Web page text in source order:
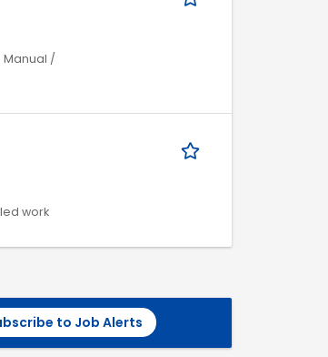
Manual /
work
to Job Alerts